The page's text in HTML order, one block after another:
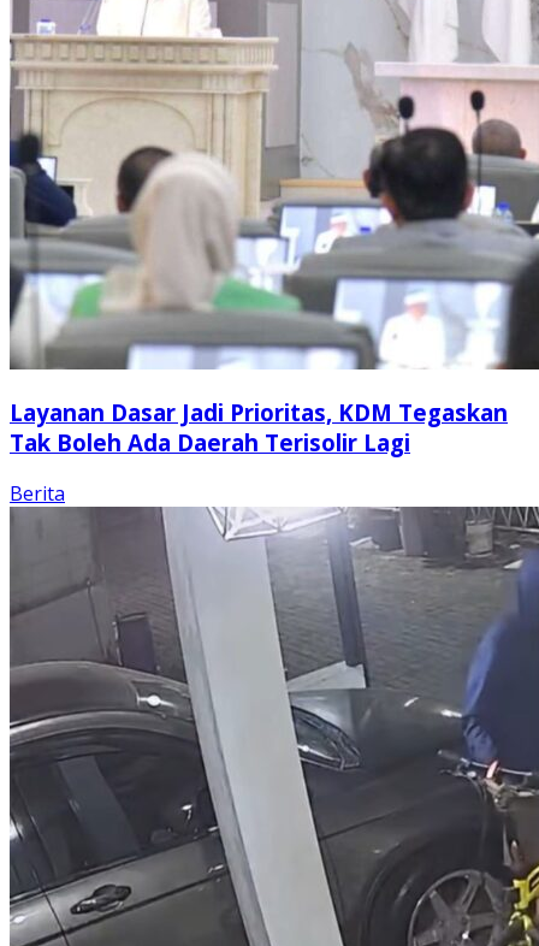
Layanan Dasar Jadi Prioritas, KDM Tegaskan
Tak Boleh Ada Daerah Terisolir Lagi
Berita